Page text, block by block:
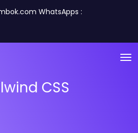
WhatsApps :
CSS